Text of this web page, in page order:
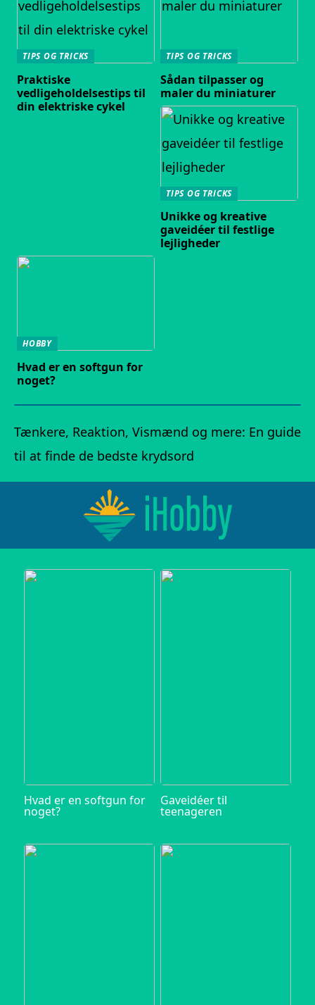
TIPS OG TRICKS
Praktiske
vedligeholdelsestips til
din elektriske cykel
TIPS OG TRICKS
Sådan tilpasser og
maler du miniaturer
TIPS OG TRICKS
Unikke og kreative
gaveidéer til festlige
lejligheder
HOBBY
Hvad er en softgun for
noget?
Tænkere, Reaktion, Vismænd og mere: En guide
til at finde de bedste krydsord
Hvad er en softgun for
noget?
Gaveidéer til
teenageren